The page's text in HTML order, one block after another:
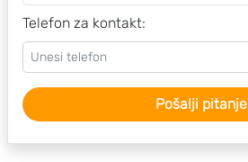
Telefon za kontakt:
Pošalji pitanje